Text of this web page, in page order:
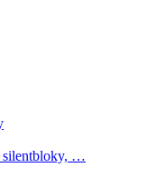
silentbloky, …